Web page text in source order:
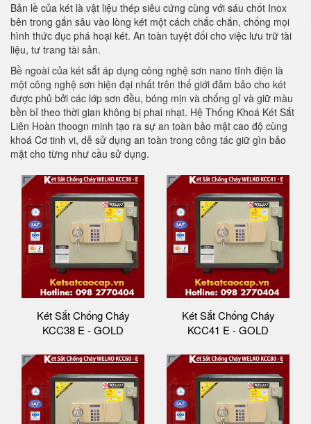
Bản lề của két là vật liệu thép siêu cứng cùng với sáu chốt Inox
bên trong gắn sâu vào lòng két một cách chắc chắn, chống mọi
hình thức đục phá hoại két. An toàn tuyệt đối cho việc lưu trữ tài
liệu, tư trang tài sản.
Bề ngoài của két sắt áp dụng công nghệ sơn nano tĩnh điện là
một công nghệ sơn hiện đại nhất trên thế giới đảm bảo cho két
được phủ bởi các lớp sơn đều, bóng mịn và chống gỉ và giữ màu
bền bỉ theo thời gian không bị phai nhạt. Hệ Thống Khoá Két Sắt
Liên Hoàn thoogn minh tạo ra sự an toàn bảo mật cao độ cùng
khoá Cơ tinh vi, dễ sử dụng an toàn trong công tác giữ gìn bảo
mật cho từng như cầu sử dụng.
Két Sắt Chống Cháy
KCC38 E - GOLD
Két Sắt Chống Cháy
KCC41 E - GOLD